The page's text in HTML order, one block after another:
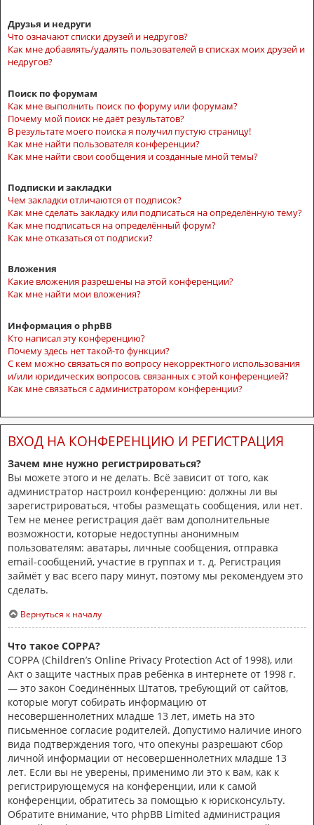
Друзья и недруги
Что означают списки друзей и недругов?
Как мне добавлять/удалять пользователей в списках моих друзей и
недругов?
Поиск по форумам
Как мне выполнить поиск по форуму или форумам?
Почему мой поиск не даёт результатов?
В результате моего поиска я получил пустую страницу!
Как мне найти пользователя конференции?
Как мне найти свои сообщения и созданные мной темы?
Подписки и закладки
Чем закладки отличаются от подписок?
Как мне сделать закладку или подписаться на определённую тему?
Как мне подписаться на определённый форум?
Как мне отказаться от подписки?
Вложения
Какие вложения разрешены на этой конференции?
Как мне найти мои вложения?
Информация о phpBB
Кто написал эту конференцию?
Почему здесь нет такой-то функции?
С кем можно связаться по вопросу некорректного использования
и/или юридических вопросов, связанных с этой конференцией?
Как мне связаться с администратором конференции?
ВХОД НА КОНФЕРЕНЦИЮ И РЕГИСТРАЦИЯ
Зачем мне нужно регистрироваться?
Вы можете этого и не делать. Всё зависит от того, как
администратор настроил конференцию: должны ли вы
зарегистрироваться, чтобы размещать сообщения, или нет.
Тем не менее регистрация даёт вам дополнительные
возможности, которые недоступны анонимным
пользователям: аватары, личные сообщения, отправка
email-сообщений, участие в группах и т. д. Регистрация
займёт у вас всего пару минут, поэтому мы рекомендуем это
сделать.
Вернуться к началу
Что такое COPPA?
COPPA (Children’s Online Privacy Protection Act of 1998), или
Акт о защите частных прав ребёнка в интернете от 1998 г.
— это закон Соединённых Штатов, требующий от сайтов,
которые могут собирать информацию от
несовершеннолетних младше 13 лет, иметь на это
письменное согласие родителей. Допустимо наличие иного
вида подтверждения того, что опекуны разрешают сбор
личной информации от несовершеннолетних младше 13
лет. Если вы не уверены, применимо ли это к вам, как к
регистрирующемуся на конференции, или к самой
конференции, обратитесь за помощью к юрисконсульту.
Обратите внимание, что phpBB Limited администрация